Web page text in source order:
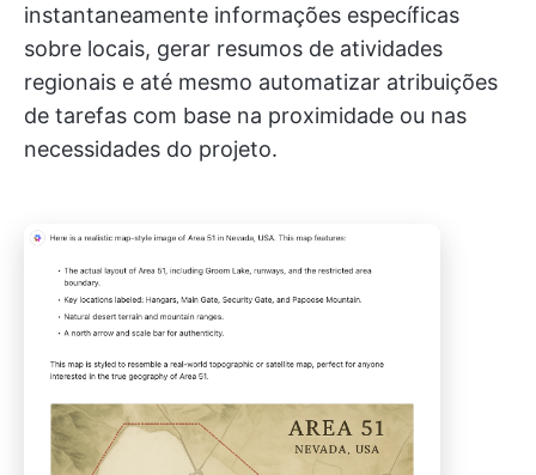
instantaneamente informações específicas
sobre locais, gerar resumos de atividades
regionais e até mesmo automatizar atribuições
de tarefas com base na proximidade ou nas
necessidades do projeto.